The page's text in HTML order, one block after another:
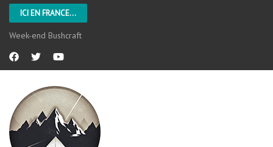
ICI EN FRANCE...
Week-end Bushcraft